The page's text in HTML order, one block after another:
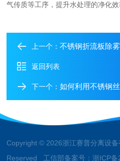
气传质等工序，提升水处理的净化效
上一个：不锈钢折流板除雾
返回列表
下一个：如何利用不锈钢
Copyright © 2026浙江赛普分离设
Reserved 工信部备案号：浙ICP备